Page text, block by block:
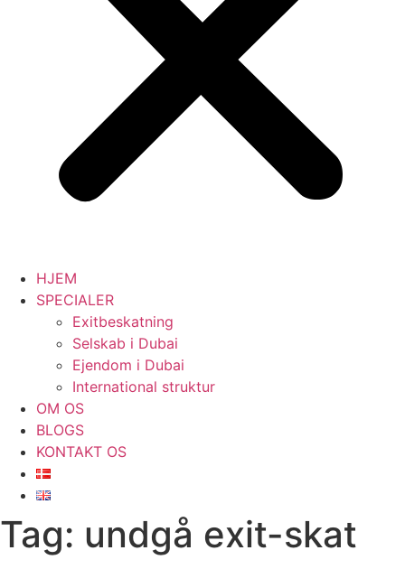
HJEM
SPECIALER
Exitbeskatning
Selskab i Dubai
Ejendom i Dubai
International struktur
OM OS
BLOGS
KONTAKT OS
Tag: undgå exit-skat